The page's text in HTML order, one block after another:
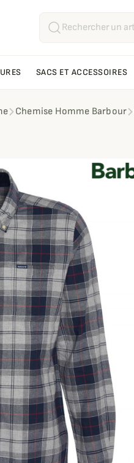
SACS ET ACCESSOIRES
Chemise Homme Barbour